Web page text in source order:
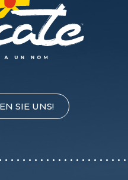
SIE UNS!